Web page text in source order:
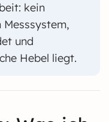
kein
und
Hebel liegt.